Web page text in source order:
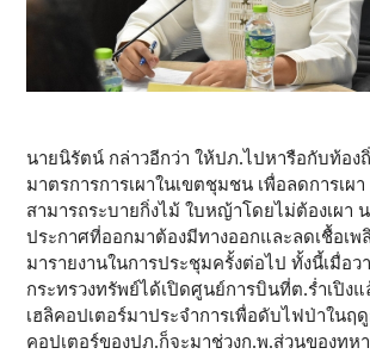
นายนิรัตน์ กล่าวอีกว่า ให้ปภ.ไปหารือกับท้อง
มาตรการการเผาในเขตชุมชน เพื่อลดการเผ
สามารถระบายกิ่งไม้ ใบหญ้าโดยไม่ต้องเผา
ประกาศที่ออกมาต้องมีทางออกและลดเชื้อเพ
มารายงานในการประชุมครั้งต่อไป ทั้งนี้เมื่อว
กระทรวงทรัพย์ได้เปิดศูนย์การบินที่ต.ร่ำเปิง
เฮลิคอปเตอร์มาประจำการเพื่อดับไฟป่าในฤ
คอปเตอร์ของปภ.ก็จะมาช่วงก.พ.ส่วนของทห